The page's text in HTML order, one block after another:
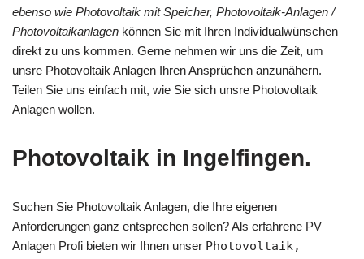
ebenso wie Photovoltaik mit Speicher, Photovoltaik-Anlagen /
Photovoltaikanlagen können Sie mit Ihren Individualwünschen
direkt zu uns kommen. Gerne nehmen wir uns die Zeit, um
unsre Photovoltaik Anlagen Ihren Ansprüchen anzunähern.
Teilen Sie uns einfach mit, wie Sie sich unsre Photovoltaik
Anlagen wollen.
Photovoltaik in Ingelfingen.
Suchen Sie Photovoltaik Anlagen, die Ihre eigenen
Anforderungen ganz entsprechen sollen? Als erfahrene PV
Anlagen Profi bieten wir Ihnen unser Photovoltaik,